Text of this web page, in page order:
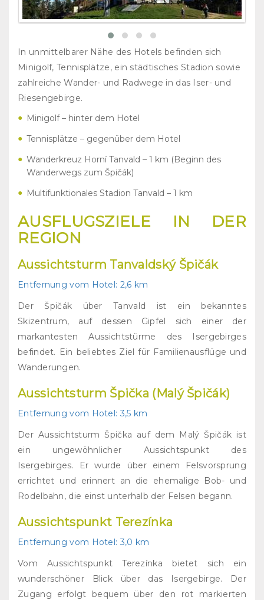
In unmittelbarer Nähe des Hotels befinden sich
Minigolf, Tennisplätze, ein städtisches Stadion sowie
zahlreiche Wander- und Radwege in das Iser- und
Riesengebirge.
Minigolf – hinter dem Hotel
Tennisplätze – gegenüber dem Hotel
Wanderkreuz Horní Tanvald – 1 km (Beginn des
Wanderwegs zum Špičák)
Multifunktionales Stadion Tanvald – 1 km
AUSFLUGSZIELE IN DER
REGION
Aussichtsturm Tanvaldský Špičák
Entfernung vom Hotel: 2,6 km
Der Špičák über Tanvald ist ein bekanntes
Skizentrum, auf dessen Gipfel sich einer der
markantesten Aussichtstürme des Isergebirges
befindet. Ein beliebtes Ziel für Familienausflüge und
Wanderungen.
Aussichtsturm Špička (Malý Špičák)
Entfernung vom Hotel: 3,5 km
Der Aussichtsturm Špička auf dem Malý Špičák ist
ein ungewöhnlicher Aussichtspunkt des
Isergebirges. Er wurde über einem Felsvorsprung
errichtet und erinnert an die ehemalige Bob- und
Rodelbahn, die einst unterhalb der Felsen begann.
Aussichtspunkt Terezínka
Entfernung vom Hotel: 3,0 km
Vom Aussichtspunkt Terezínka bietet sich ein
wunderschöner Blick über das Isergebirge. Der
Zugang erfolgt bequem über den rot markierten